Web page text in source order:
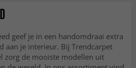
GELEGD
geef je in een handomdraai extra
aan je interieur. Bij Trendcarpet
zorg de mooiste modellen uit